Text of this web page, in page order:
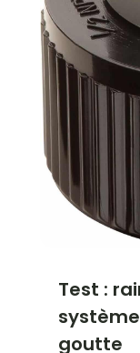
Test :
goutte